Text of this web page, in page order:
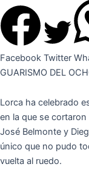
Facebook Twitter
GUARISMO DEL
Lorca ha celebrado
en la que se
José Belmonte y
único que no pudo
vuelta al ruedo.